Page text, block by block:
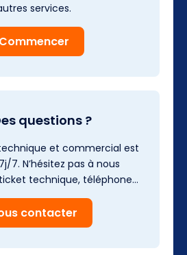
services.
Commencer
questions ?
et commercial est
7. N’hésitez pas à nous
technique, téléphone…
contacter